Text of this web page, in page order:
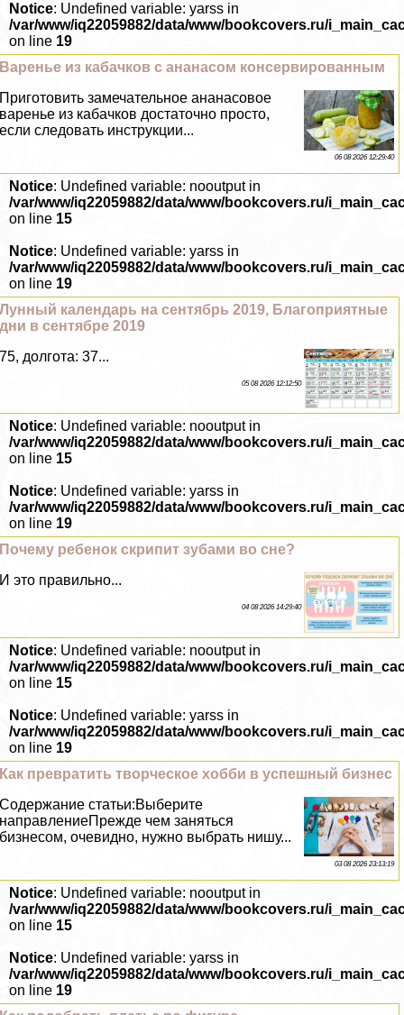
Notice: Undefined variable: yarss in
/var/www/iq22059882/data/www/bookcovers.ru/
on line 19
Варенье из кабачков с ананасом консервированным
Приготовить замечательное ананасовое
варенье из кабачков достаточно просто,
если следовать инструкции...
06 08 2026 12:29:40
Notice: Undefined variable: nooutput in
/var/www/iq22059882/data/www/bookcovers.ru/
on line 15
Notice: Undefined variable: yarss in
/var/www/iq22059882/data/www/bookcovers.ru/
on line 19
Лунный календарь на сентябрь 2019, Благоприятные
дни в сентябре 2019
75, долгота: 37...
05 08 2026 12:12:50
Notice: Undefined variable: nooutput in
/var/www/iq22059882/data/www/bookcovers.ru/
on line 15
Notice: Undefined variable: yarss in
/var/www/iq22059882/data/www/bookcovers.ru/
on line 19
Почему ребенок скрипит зубами во сне?
И это правильно...
04 08 2026 14:29:40
Notice: Undefined variable: nooutput in
/var/www/iq22059882/data/www/bookcovers.ru/
on line 15
Notice: Undefined variable: yarss in
/var/www/iq22059882/data/www/bookcovers.ru/
on line 19
Как превратить творческое хобби в успешный бизнес
Содержание статьи:Выберите
направлениеПрежде чем заняться
бизнесом, очевидно, нужно выбрать нишу...
03 08 2026 23:13:19
Notice: Undefined variable: nooutput in
/var/www/iq22059882/data/www/bookcovers.ru/
on line 15
Notice: Undefined variable: yarss in
/var/www/iq22059882/data/www/bookcovers.ru/
on line 19